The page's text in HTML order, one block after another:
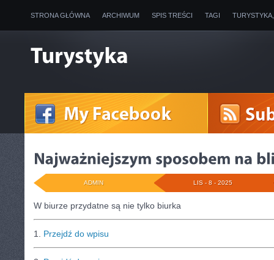
STRONA GŁÓWNA ARCHIWUM SPIS TREŚCI TAGI
LIS - 8 - 2025
ADMIN
W biurze przydatne są nie tylko biurka
1. Przejdź do wpisu